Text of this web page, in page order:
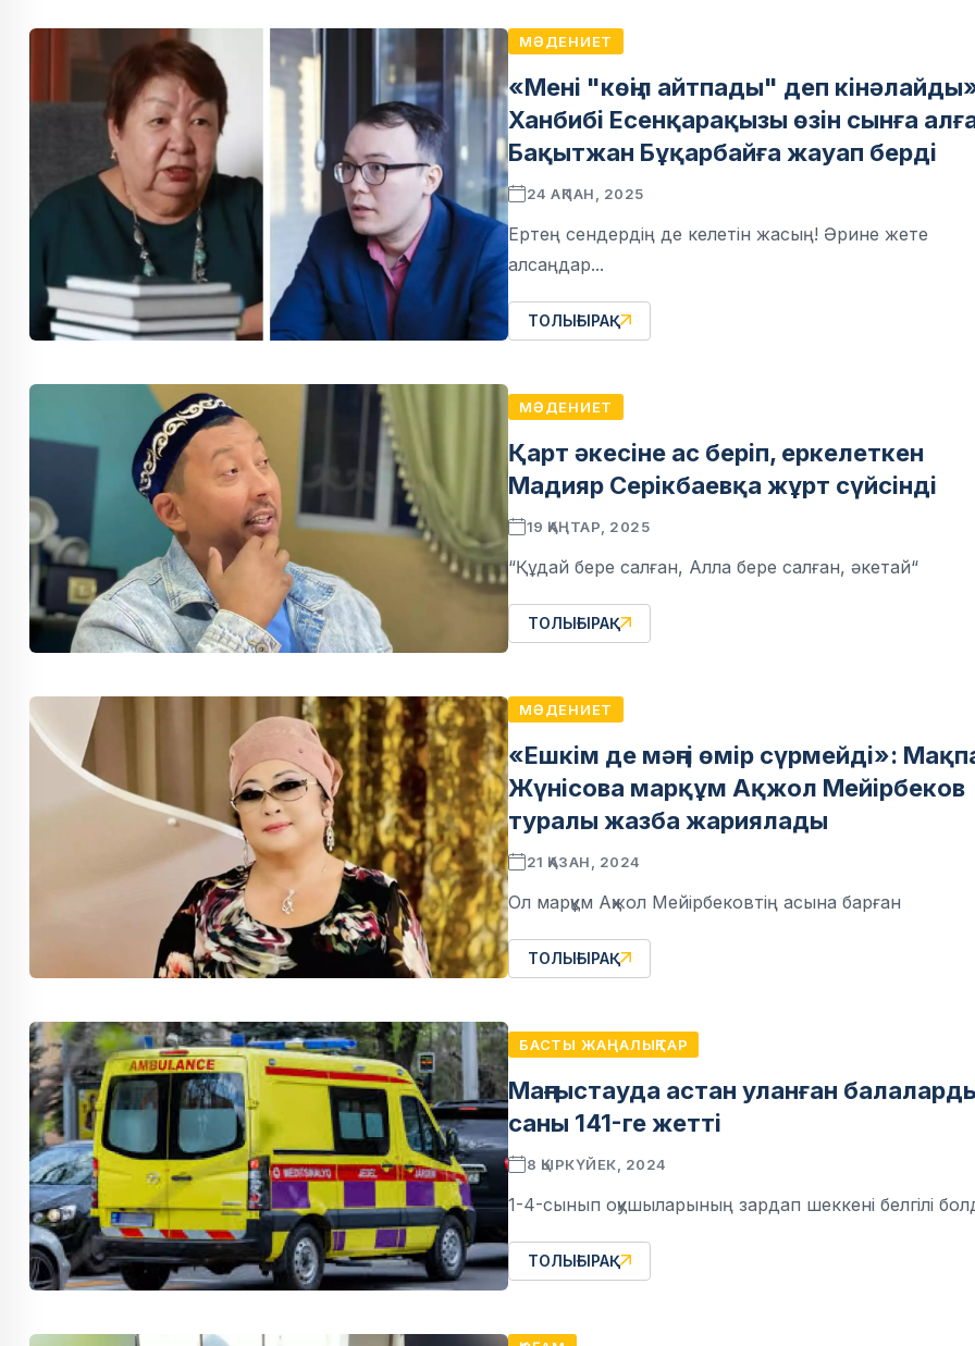
МӘДЕНИЕТ
«Мені "көңіл айтпады" деп
Ханбибі Есенқарақызы өзін сынға
Бақытжан Бұқарбайға жауап берді
24 АҚПАН, 2025
Ертең сендердің де келетін жасың! Әрине жете
алсаңдар...
ТОЛЫҒЫРАҚ
МӘДЕНИЕТ
Қарт әкесіне ас беріп, еркелеткен
Мадияр Серікбаевқа жұрт сүйсінді
19 ҚАҢТАР, 2025
“Құдай бере салған, Алла бере салған, әкетай“
ТОЛЫҒЫРАҚ
МӘДЕНИЕТ
«Ешкім де мәңгі өмір сүрмейді»:
Жүнісова марқұм Ақжол Мейірбеков
туралы жазба жариялады
21 ҚАЗАН, 2024
Ол марқұм Ақжол Мейірбековтің асына барған
ТОЛЫҒЫРАҚ
БАСТЫ ЖАҢАЛЫҚТАР
Маңғыстауда астан уланған
саны 141-ге жетті
8 ҚЫРКҮЙЕК, 2024
1-4-сынып оқушыларының зардап шеккені белгілі
ТОЛЫҒЫРАҚ